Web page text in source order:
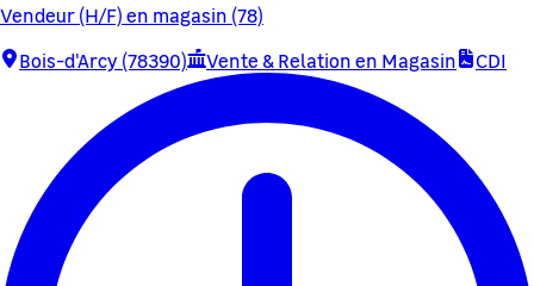
Vendeur (H/F) en magasin (78)
Bois-d'Arcy (78390)
Vente & Relation en Magasin CDI